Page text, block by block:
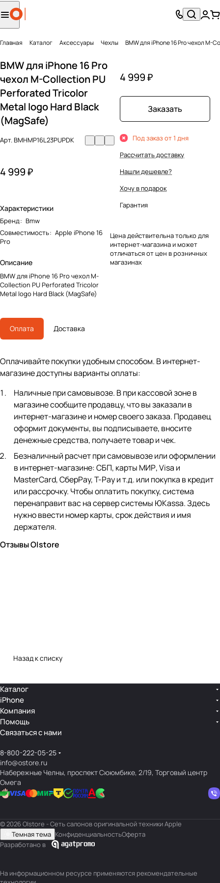
Главная Каталог Аксесcуары Чехлы BMW для iPhone 16 Pro чехол M-
BMW для iPhone 16 Pro
чехол M-Collection PU
Perforated Tricolor
Metal logo Hard Black
(MagSafe)
Арт.BMHMP16L23PUPDK
4 999 ₽
Характеристики
Бренд: Bmw
Совместимость: Apple iPhone 16
Pro
Описание
BMW для iPhone 16 Pro чехол M-
Collection PU Perforated Tricolor
Metal logo Hard Black (MagSafe)
4 999 ₽
Заказать
Под заказ от 1 дня
Рассчитать доставку
Нашли дешевле?
Хочу в подарок
Гарантия
Цена действительна только для
интернет-магазина и может
отличаться от цен в розничных
магазинах
Оплата Доставка
Оплачивайте покупки удобным способом. В интернет-
магазине доступны варианты оплаты:
Наличные при самовывозе. В при кассовой зоне в
магазине сообщите продавцу, что вы заказали в
интернет-магазине и номер своего заказа. Продавец
оформит документы, вы подписываете, вносите
денежные средства, получаете товар и чек.
Безналичный расчет при самовывозе или оформлении
в интернет-магазине: СБП, карты МИР, Visa и
MasterCard, СберPay, Т-Pay и т.д. или покупка в кредит
или рассрочку. Чтобы оплатить покупку, система
перенаправит вас на сервер системы ЮKassa. Здесь
нужно ввести номер карты, срок действия и имя
держателя.
Отзывы O|store
Назад к списку
Каталог
iPhone
Компания
Помощь
Связаться с нами
8-800-222-05-25
info@ostore.ru
Набережные Челны, проспект Сююмбике, 2/19, Торговый центр
Омега
© 2026 O|store - Сеть салонов оригинальной техники Apple
Темная тема КонфиденциальностьОферта
Разработано в
На информационном ресурсе применяются рекомендательные